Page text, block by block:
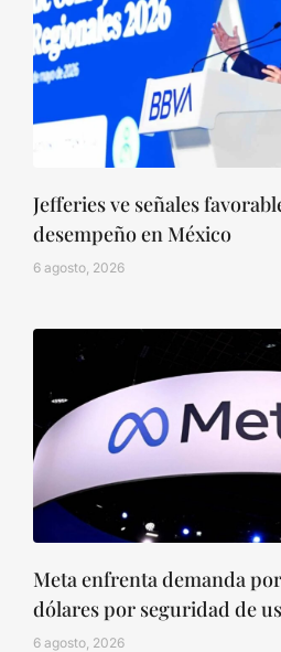
Jefferies ve señales
desempeño en México
6 agosto, 2026
Meta enfrenta demanda
dólares por seguridad de
6 agosto, 2026